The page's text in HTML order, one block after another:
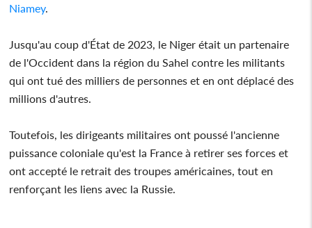
Niamey.
Jusqu'au coup d'État de 2023, le Niger était un partenaire
de l'Occident dans la région du Sahel contre les militants
qui ont tué des milliers de personnes et en ont déplacé des
millions d'autres.
Toutefois, les dirigeants militaires ont poussé l'ancienne
puissance coloniale qu'est la France à retirer ses forces et
ont accepté le retrait des troupes américaines, tout en
renforçant les liens avec la Russie.